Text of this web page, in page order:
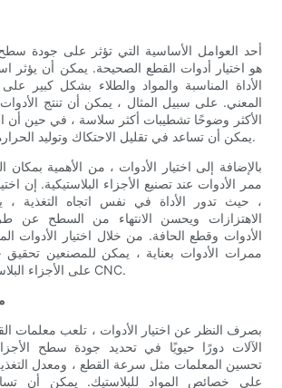
أحد العوامل الأساسية التي تؤثر على جودة سطح
الأداة المناسبة والمواد والطلاء بشكل كبير
المعني. على سبيل المثال ، يمكن أن تنتج
الأكثر وضوحًا تشطيبات أكثر سلاسة ، في حين أن
أو tialn يمكن أن تساعد في تقليل الاحتكاك وتوليد الحرارة أثناء الآلات.
بالإضافة إلى اختيار الأدوات ، من الأهمية بمكان
ممر الأدوات عند تصنيع الأجزاء البلاستيكية. إن
، حيث تدور الأداة في نفس اتجاه التغذية
الاهتزازات ويحسن الانتهاء من السطح عن
الأدوات وقطع الحافة. من خلال اختيار الأدوات
ممرات الأدوات بعناية ، يمكن للمصنعين
على الأجزاء البلاستيكية المصنوعة من CNC.
بصرف النظر عن اختيار الأدوات ، تلعب معلمات
الآلات دورًا حيويًا في تحديد جودة سطح
تحسين المعلمات مثل سرعة القطع ، ومعدل
على خصائص المواد للبلاستيك. يمكن أن